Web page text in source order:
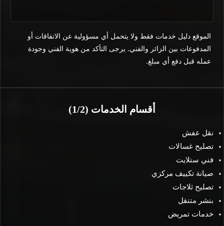
الموقع دليل خدمات فقط ولا يتحمل أي مسؤولية عن الاتفاقات أو
المدفوعات بين الزائر والفني. يرجى التأكد من هوية الفني وجودة
عمله قبل دفع أي مبلغ.
أقسام الخدمات (1/2)
نقل عفش
تصليح غسالات
فني ستلايت
صيانة تكييف مركزي
تصليح ثلاجات
بنشر متنقل
خدمات تمريض